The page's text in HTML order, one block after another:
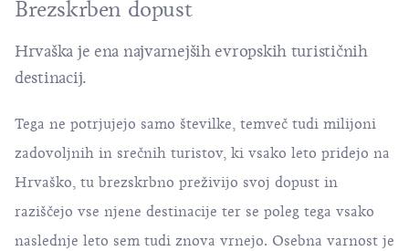
Brezskrben dopust
Hrvaška je ena najvarnejših evropskih turističnih
destinacij.
Tega ne potrjujejo samo številke, temveč tudi milijoni
zadovoljnih in srečnih turistov, ki vsako leto pridejo na
Hrvaško, tu brezskrbno preživijo svoj dopust in
raziščejo vse njene destinacije ter se poleg tega vsako
naslednje leto sem tudi znova vrnejo. Osebna varnost je